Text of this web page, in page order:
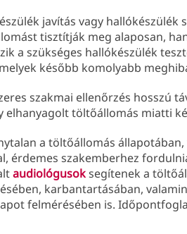
javítás vagy hallókészülék
tisztítják meg alaposan,
a szükséges hallókészülék
később komolyabb
szakmai ellenőrzés hosszú
elhanyagolt töltőállomás miatti
a töltőállomás
érdemes szakemberhez
audiológusoksegítenek a
karbantartásában,
felmérésében is.